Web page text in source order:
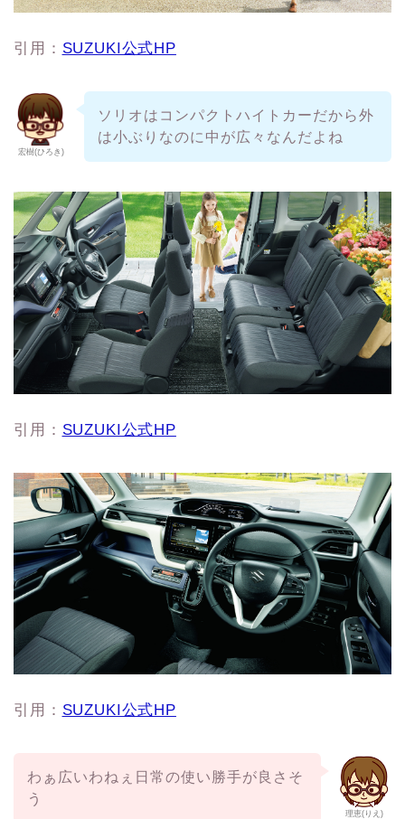
引用： SUZUKI公式HP
宏樹(ひろき)
ソリオはコンパクトハイトカーだから外
は小ぶりなのに中が広々なんだよね
引用： SUZUKI公式HP
引用： SUZUKI公式HP
理恵(りえ)
わぁ広いわねぇ日常の使い勝手が良さそ
う